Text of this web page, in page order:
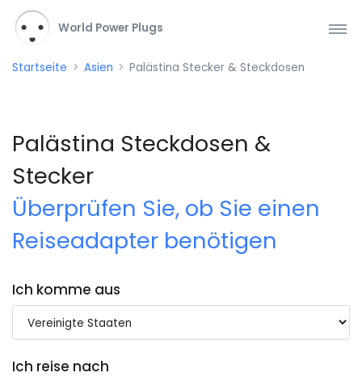
World Power Plugs
Startseite Asien Palästina Stecker & Steckdosen
Palästina Steckdosen &
Stecker
Überprüfen Sie, ob Sie einen
Reiseadapter benötigen
Ich komme aus
Ich reise nach